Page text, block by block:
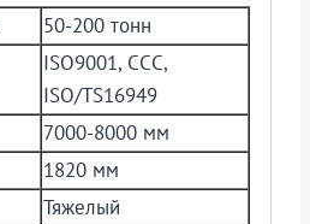
50-200 тонн
ISO9001, CCC,
ISO/TS16949
7000-8000 мм
1820 мм
Тяжелый